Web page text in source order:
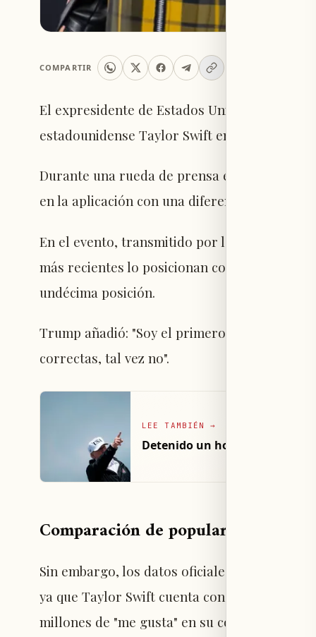
COMPARTIR
El expresidente de Estados Unidos, Donald
estadounidense Taylor Swift en términos
Durante una rueda de prensa en la Casa
en la aplicación con una diferencia
En el evento, transmitido por la cadena Fox
más recientes lo posicionan como líder en
undécima posición.
Trump añadió: "Soy el primero en TikTok
correctas, tal vez no".
LEE TAMBIÉN →
Detenido un hombre cerca del
Comparación de popularidad en
Sin embargo, los datos oficiales de la
ya que Taylor Swift cuenta con
millones de "me gusta" en su contenido,